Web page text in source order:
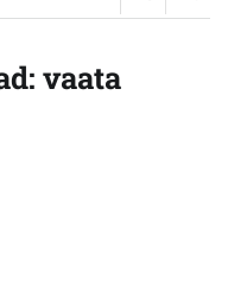
vaata